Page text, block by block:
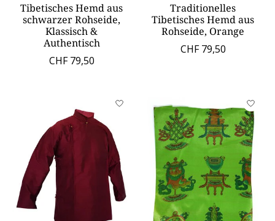
Tibetisches Hemd aus
schwarzer Rohseide,
Klassisch &
Authentisch
CHF 79,50
Traditionelles
Tibetisches Hemd aus
Rohseide, Orange
CHF 79,50